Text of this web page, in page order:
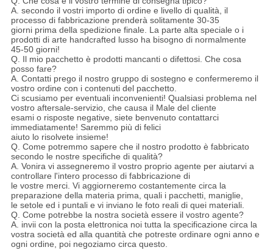
A. secondo il vostri importo di ordine e livello di qualità, il
processo di fabbricazione prenderà solitamente 30-35
giorni prima della spedizione finale. La parte alta speciale o i
prodotti di arte handcrafted lusso ha bisogno di normalmente
45-50 giorni!
Q. Il mio pacchetto è prodotti mancanti o difettosi. Che cosa
posso fare?
A. Contatti prego il nostro gruppo di sostegno e confermeremo il
vostro ordine con i contenuti del pacchetto.
Ci scusiamo per eventuali inconvenienti! Qualsiasi problema nel
vostro aftersale-servizio, che causa il Male del cliente
esami o risposte negative, siete benvenuto contattarci
immediatamente! Saremmo più di felici
aiuto lo risolvete insieme!
Q. Come potremmo sapere che il nostro prodotto è fabbricato
secondo le nostre specifiche di qualità?
A. Vonira vi assegneremo il vostro proprio agente per aiutarvi a
controllare l'intero processo di fabbricazione di
le vostre merci. Vi aggiorneremo costantemente circa la
preparazione della materia prima, quali i pacchetti, maniglie,
le setole ed i puntali e vi inviano le foto reali di quei materiali.
Q. Come potrebbe la nostra società essere il vostro agente?
A. invii con la posta elettronica noi tutta la specificazione circa la
vostra società ed alla quantità che potreste ordinare ogni anno e
ogni ordine, poi negoziamo circa questo.